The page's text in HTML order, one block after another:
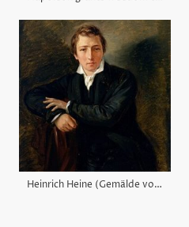
Heinrich Heine (Gemälde von Moritz Daniel Oppenheim (1800–1882), 1831 - Hamburger Kunsthalle